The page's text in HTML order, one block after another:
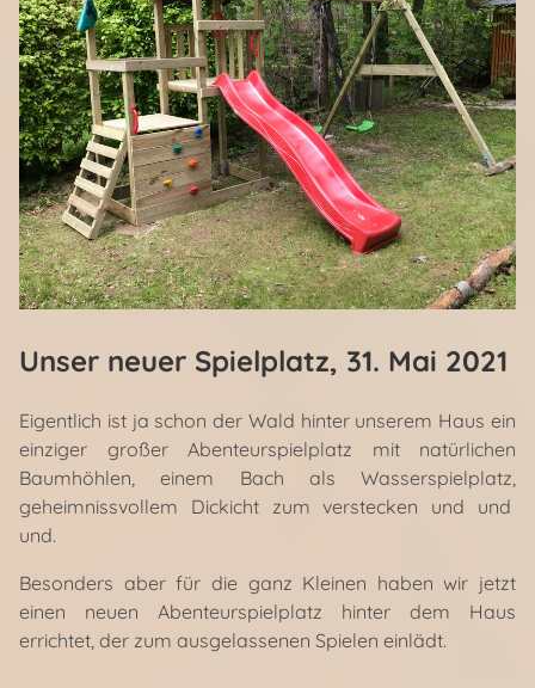
Unser neuer Spielplatz, 31. Mai 2021
Eigentlich ist ja schon der Wald hinter unserem Haus ein
einziger großer Abenteurspielplatz mit natürlichen
Baumhöhlen, einem Bach als Wasserspielplatz,
geheimnissvollem Dickicht zum verstecken und und
und.
Besonders aber für die ganz Kleinen haben wir jetzt
einen neuen Abenteurspielplatz hinter dem Haus
errichtet, der zum ausgelassenen Spielen einlädt.